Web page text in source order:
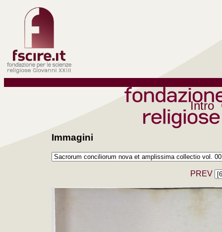
Intro
Immagini
PREV